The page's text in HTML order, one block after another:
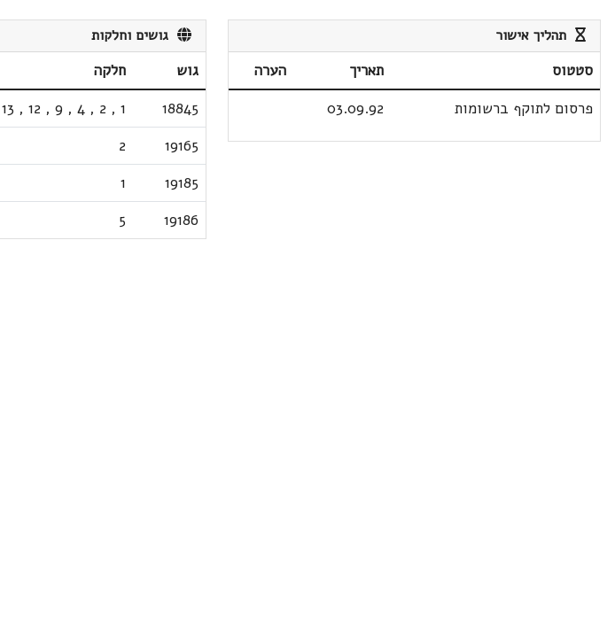
תהליך אישור
סטטוס תאריך
הערה
פרסום לתוקף ברשומות
03.09.92
גושים וחלקות
גוש
חלקה
18845
1
,
2
,
4
,
9
,
12
,
13
19165
2
19185
1
19186
5